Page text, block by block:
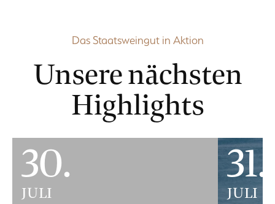
Das Staatsweingut in Aktion
Unsere nächsten
Highlights
30.
JULI
31.
JULI